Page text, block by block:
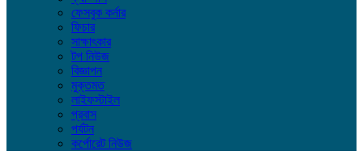
ফেসবুক কর্নার
ফিচার
সাক্ষাৎকার
টপ নিউজ
বিজ্ঞাপন
মুক্তমত
লাইফস্টাইল
প্রবাস
পর্যটন
কর্পোরেট নিউজ